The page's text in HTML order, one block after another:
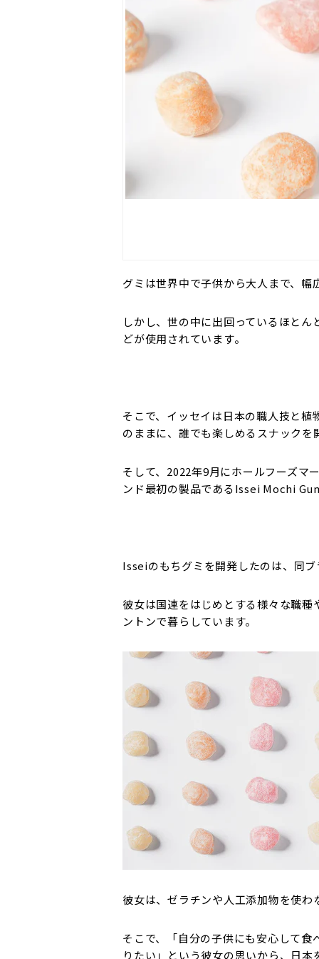
グミは世界中で子供から大人まで、
しかし、世の中に出回っているほと
どが使用されています。
そこで、イッセイは日本の職人技と
のままに、誰でも楽しめるスナックを
そして、2022年9月にホールフーズマ
ンド最初の製品であるIssei Mochi
Isseiのもちグミを開発したのは、同
彼女は国連をはじめとする様々な職
ントンで暮らしています。
彼女は、ゼラチンや人工添加物を使
そこで、「自分の子供にも安心して
りたい」という彼女の思いから、日